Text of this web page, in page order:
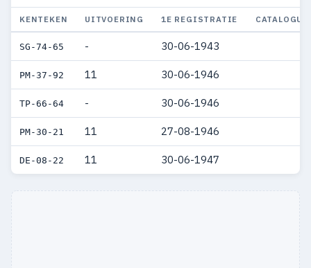
1950 17 17
1949 5 5
1948 1 1
1947 1 1
1946 3 2
1943 1 1
KENTEKEN UITVOERING 1E REGISTRATIE
SG-74-65 - 30-06-1943
PM-37-92 11 30-06-1946
TP-66-64 - 30-06-1946
PM-30-21 11 27-08-1946
DE-08-22 11 30-06-1947